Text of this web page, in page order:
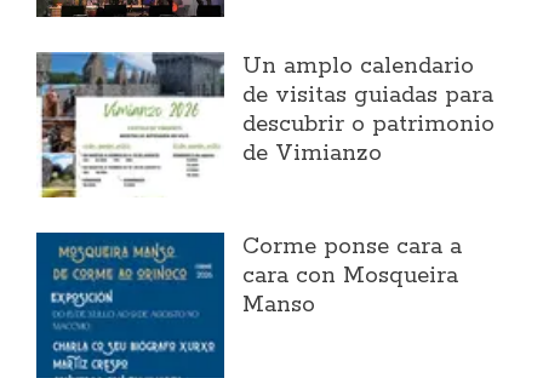
Un amplo calendario
de visitas guiadas para
descubrir o patrimonio
de Vimianzo
Corme ponse cara a
cara con Mosqueira
Manso